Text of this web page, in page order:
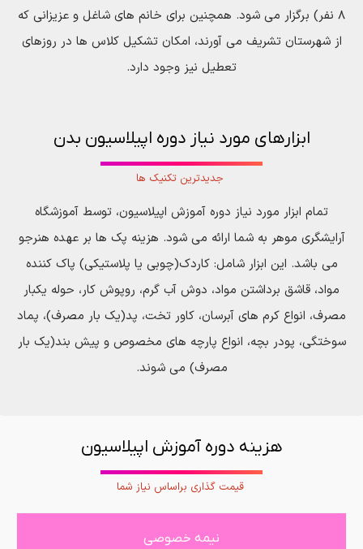
۸ نفر) برگزار می شود. همچنین برای خانم های شاغل و عزیزانی که
از شهرستان تشریف می آورند، امکان تشکیل کلاس ها در روزهای
تعطیل نیز وجود دارد.
ابزارهای مورد نیاز دوره اپیلاسیون بدن
جدیدترین تکنیک ها
تمام ابزار مورد نیاز دوره آموزش اپیلاسیون، توسط آموزشگاه
آرایشگری موهر به شما ارائه می شود. هزینه پک ها بر عهده هنرجو
می باشد. این ابزار شامل: کاردك(چوبی یا پلاستیکی) پاك کننده
مواد، قاشق برداشتن مواد، دوش آب گرم، روپوش کار، حوله یكبار
مصرف، انواع کرم های آبرسان، کاور تخت، پد(یک بار مصرف)، پماد
سوختگی، پودر بچه، انواع پارچه های مخصوص و پیش بند(یك بار
مصرف) می شوند.
هزینه دوره آموزش اپیلاسیون
قیمت گذاری براساس نیاز شما
نیمه خصوصی